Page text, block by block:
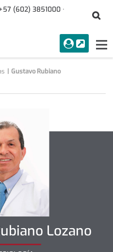
(602) 3851000 ·
menuAcceso
Buscar
Gustavo Rubiano
Lozano